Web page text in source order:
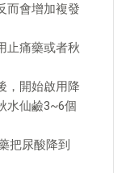
而會增加複發
痛藥或者秋
開始啟用降
水仙鹼3~6個
尿酸降到